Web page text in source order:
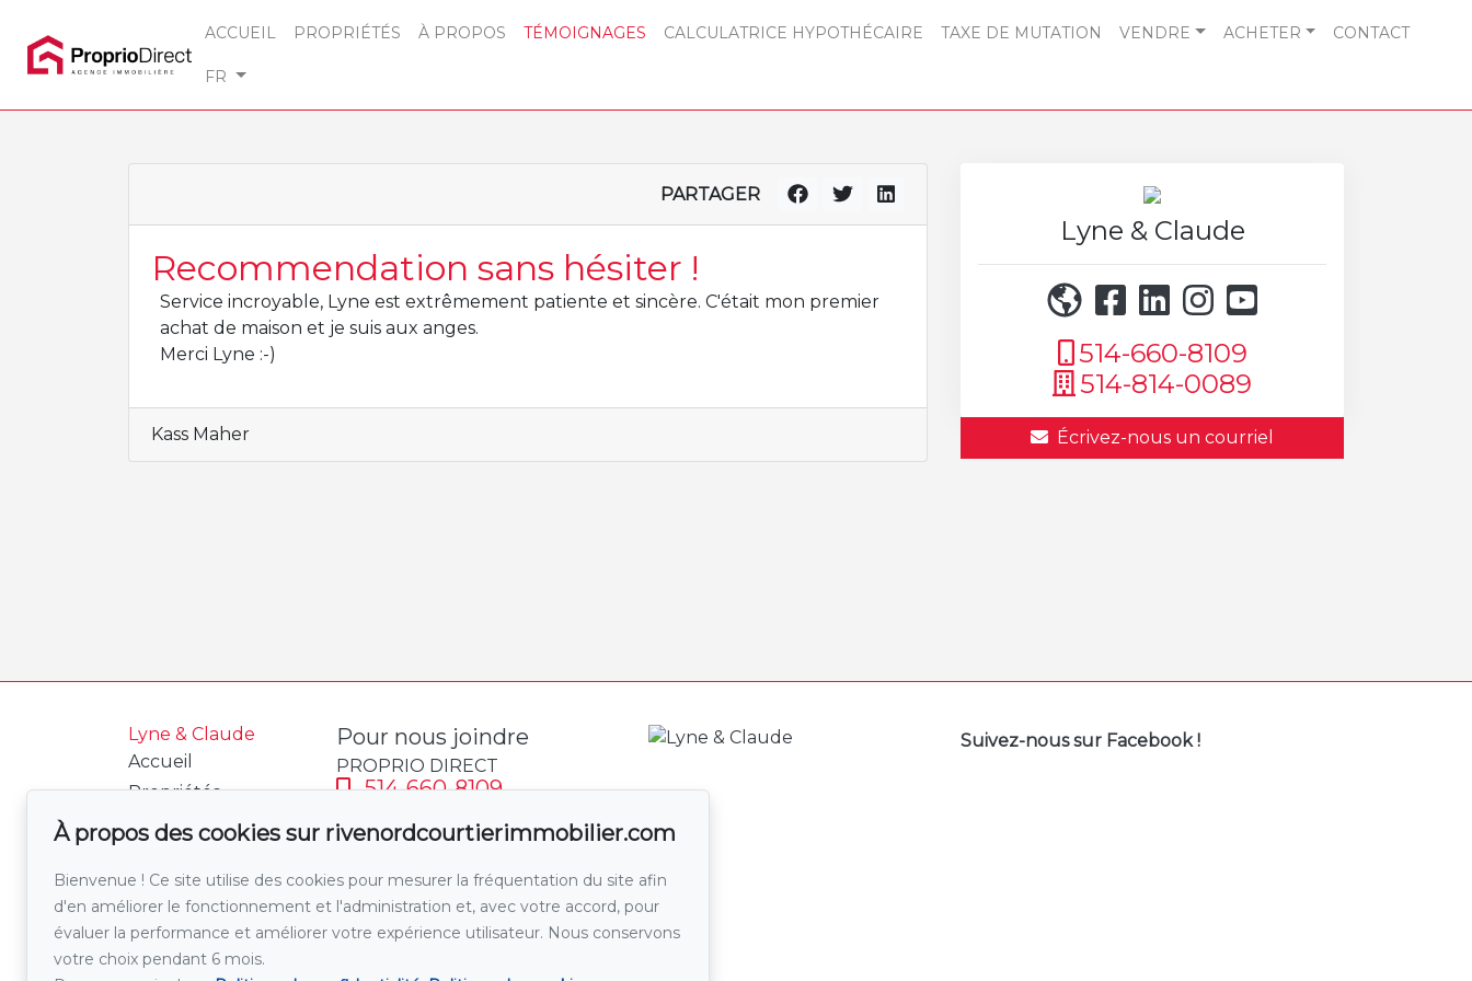
ACCUEIL PROPRIÉTÉS À PROPOS TÉMOIGNAGES CALCULATRICE HYPOTHÉCAIRE TAXE DE MUTATION VENDRE ACHETER CONTACT
FR
PARTAGER
Recommendation sans hésiter !
Service incroyable, Lyne est extrêmement patiente et sincère. C'était mon premier
achat de maison et je suis aux anges.
Merci Lyne :-)
Kass Maher
Lyne & Claude
514-660-8109
514-814-0089
Écrivez-nous un courriel
Lyne & Claude
Accueil
Propriétés
À propos
Calculatrice
hypothécaire
Taxe de mutation
Vendre
Pour nous joindre
PROPRIO DIRECT
514-660-8109
Suivez-nous sur Facebook !
À propos des cookies sur rivenordcourtierimmobilier.com
Bienvenue ! Ce site utilise des cookies pour mesurer la fréquentation du site afin
d'en améliorer le fonctionnement et l'administration et, avec votre accord, pour
évaluer la performance et améliorer votre expérience utilisateur. Nous conservons
votre choix pendant 6 mois.